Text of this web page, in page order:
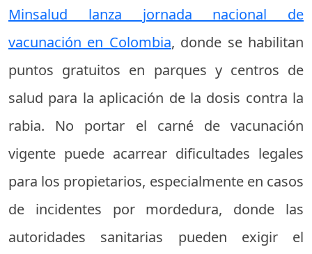
Minsalud lanza jornada nacional de
vacunación en Colombia, donde se habilitan
puntos gratuitos en parques y centros de
salud para la aplicación de la dosis contra la
rabia. No portar el carné de vacunación
vigente puede acarrear dificultades legales
para los propietarios, especialmente en casos
de incidentes por mordedura, donde las
autoridades sanitarias pueden exigir el